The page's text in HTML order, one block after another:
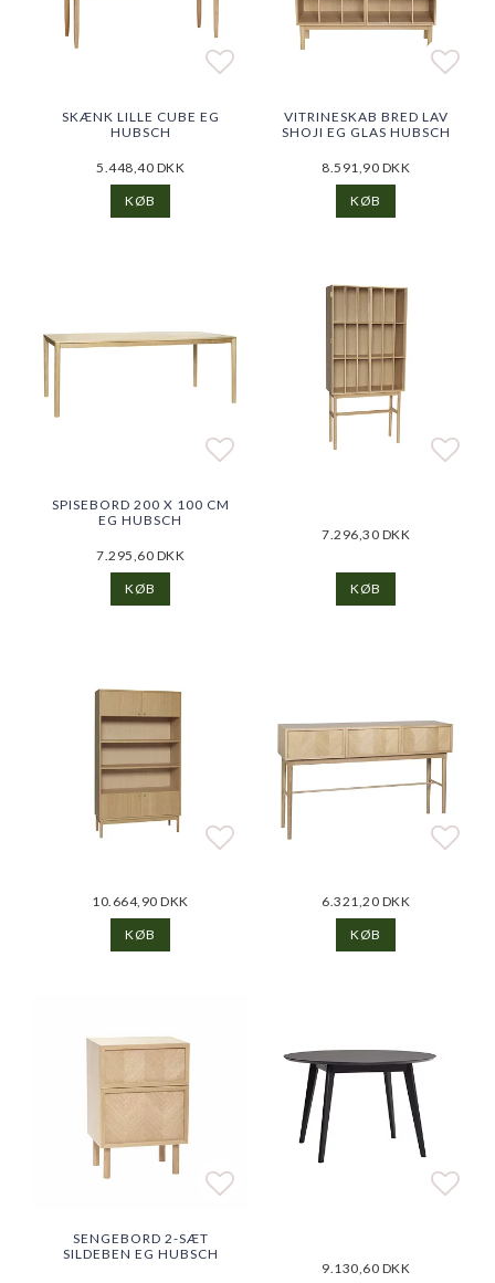
Add to list of
Add to list of
SKÆNK LILLE CUBE EG
HUBSCH
5.448,40 DKK
KØB
Add
Add
VITRINESKAB BRED LAV
SHOJI EG GLAS HUBSCH
8.591,90 DKK
KØB
Add to list of
Add to list of
SPISEBORD 200 X 100 CM
EG HUBSCH
7.295,60 DKK
KØB
7.296,30 DKK
KØB
10.664,90 DKK
KØB
6.321,20 DKK
KØB
Add to list of
Add to list of
SENGEBORD 2-SÆT
SILDEBEN EG HUBSCH
9.130,60 DKK